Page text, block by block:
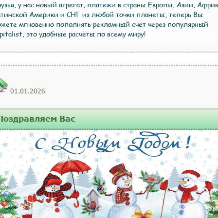
у нас новый агрегат, платежи в страны Европы, Азии,
Америки и СНГ из любой точки планеты, теперь Вы
мгновенно пополнять рекламный счёт через популярный
это удобные расчёты по всему миру!
01.01.2026
Вас